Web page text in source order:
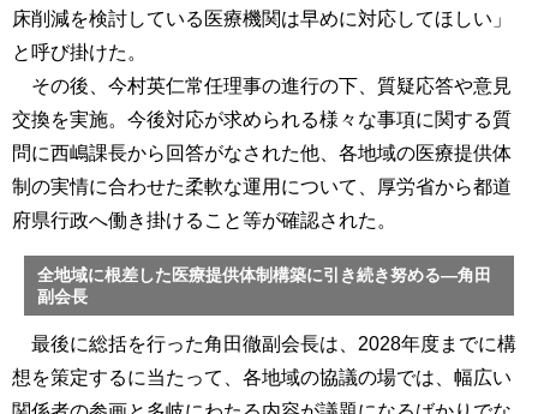
床削減を検討している医療機関は早めに対応してほしい」
と呼び掛けた。
その後、今村英仁常任理事の進行の下、質疑応答や意見
交換を実施。今後対応が求められる様々な事項に関する質
問に西嶋課長から回答がなされた他、各地域の医療提供体
制の実情に合わせた柔軟な運用について、厚労省から都道
府県行政へ働き掛けること等が確認された。
全地域に根差した医療提供体制構築に引き続き努める―角田
副会長
最後に総括を行った角田徹副会長は、2028年度までに構
想を策定するに当たって、各地域の協議の場では、幅広い